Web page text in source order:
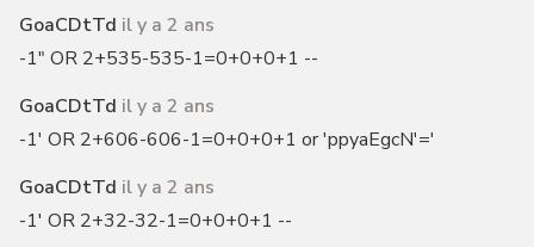
GoaCDtTd il y a 2 ans
-1" OR 2+535-535-1=0+0+0+1 --
GoaCDtTd il y a 2 ans
-1' OR 2+606-606-1=0+0+0+1 or 'ppyaEgcN'='
GoaCDtTd il y a 2 ans
-1' OR 2+32-32-1=0+0+0+1 --